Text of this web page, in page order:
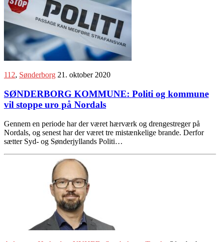
112, Sønderborg 21. oktober 2020
SØNDERBORG KOMMUNE: Politi og kommune
vil stoppe uro på Nordals
Gennem en periode har der været hærværk og drengestreger på
Nordals, og senest har der været tre mistænkelige brande. Derfor
sætter Syd- og Sønderjyllands Politi…